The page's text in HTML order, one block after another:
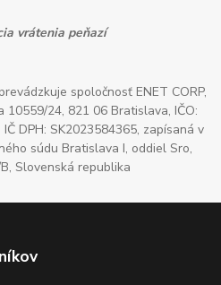
vrátenia peňazí
spoločnosť ENET CORP,
10559/24, 821 06 Bratislava, IČO:
DPH: SK2023584365, zapísaná v
súdu Bratislava I, oddiel Sro,
Slovenská republika